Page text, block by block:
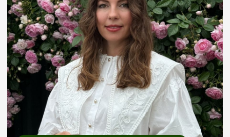
ИП Перминова Елена Анатольевна
ИНН 432600976126, ОГРНИП
315231500017916
СОГЛАСИЕ НА ОБРАБОТКУ ПЕРСОНАЛЬНЫХ ДАННЫХ
ПОЛИТИКА ОБРАБОТКИ ПЕРСОНАЛЬНЫХ ДАННЫХ